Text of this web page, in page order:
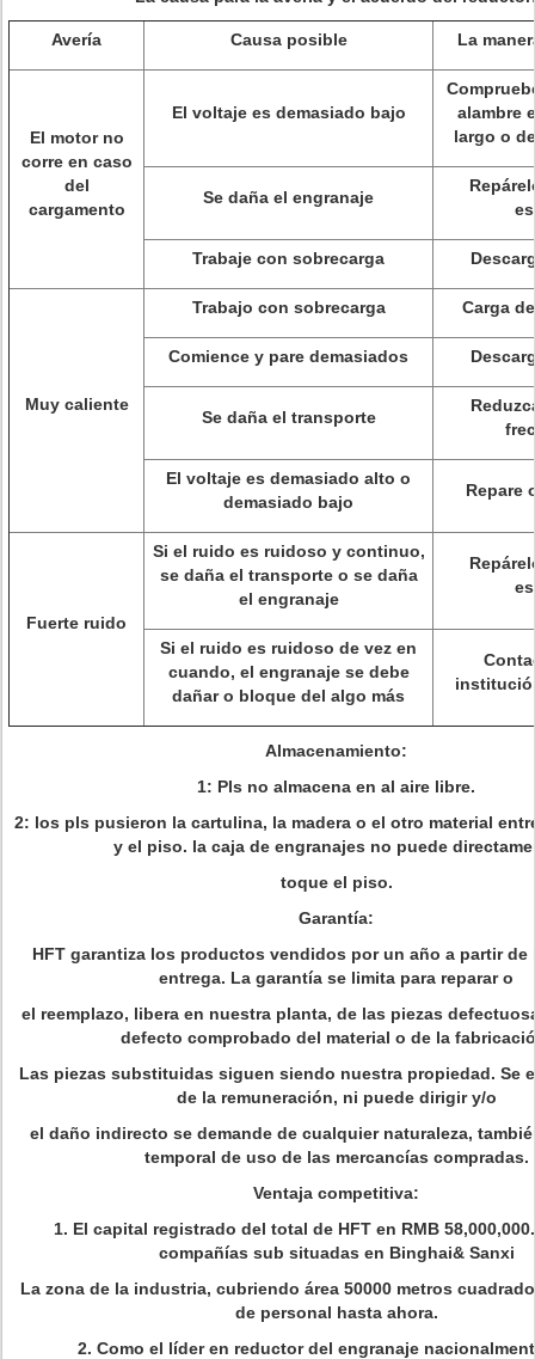
Avería Causa posible La
El motor no
corre en caso
del
cargamento
El voltaje es demasiado bajo
alambre
largo o
Se daña el engranaje
Trabaje con sobrecarga
Muy caliente
Trabajo con sobrecarga Carga
Comience y pare demasiados
Se daña el transporte
El voltaje es demasiado alto o
demasiado bajo
Repare
Fuerte ruido
Si el ruido es ruidoso y continuo,
se daña el transporte o se daña
el engranaje
Si el ruido es ruidoso de vez en
cuando, el engranaje se debe
dañar o bloque del algo más
Almacenamiento:
1: Pls no almacena en al aire libre.
2: los pls pusieron la cartulina, la madera o el otro material
y el piso. la caja de engranajes no puede
toque el piso.
Garantía:
HFT garantiza los productos vendidos por un año a partir de
entrega. La garantía se limita para reparar o
el reemplazo, libera en nuestra planta, de las piezas
defecto comprobado del material o de la
Las piezas substituidas siguen siendo nuestra propiedad. Se
de la remuneración, ni puede dirigir y/o
el daño indirecto se demande de cualquier naturaleza,
temporal de uso de las mercancías compradas.
Ventaja competitiva:
1. El capital registrado del total de HFT en RMB
compañías sub situadas en Binghai& Sanxi
La zona de la industria, cubriendo área 50000 metros
de personal hasta ahora.
2. Como el líder en reductor del engranaje